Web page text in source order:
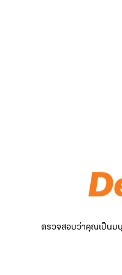
ตรวจสอบว่าคุณเป็นม